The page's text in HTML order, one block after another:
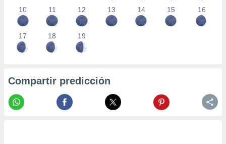
10 11 12 13 14 15 16
17 18 19
Compartir predicción